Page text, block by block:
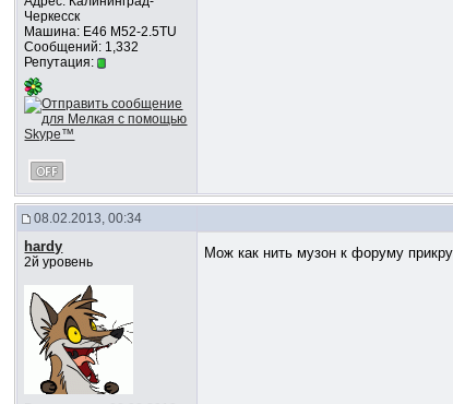
Черкесск
Машина: Е46 М52-2.5TU
Сообщений: 1,332
Репутация:
08.02.2013, 00:34
hardy
2й уровень
Мож как нить музон к форуму